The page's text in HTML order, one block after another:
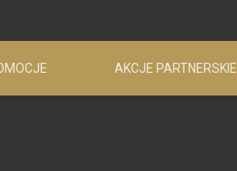
AKCJE PARTNERSKIE